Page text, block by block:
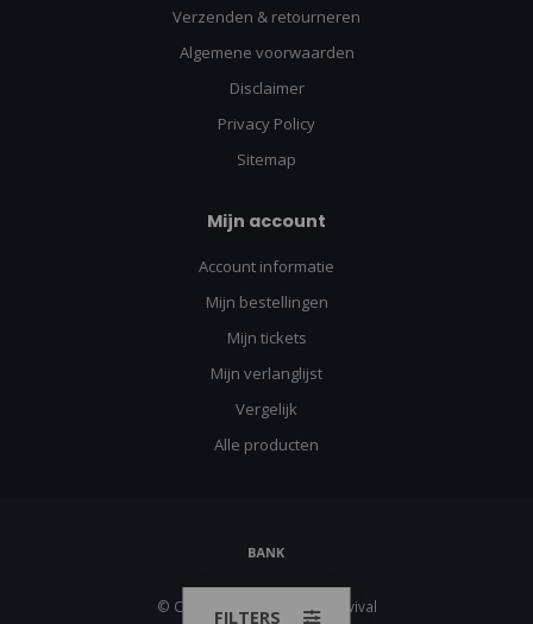
Verzenden & retourneren
Algemene voorwaarden
Disclaimer
Privacy Policy
Sitemap
Mijn account
Account informatie
Mijn bestellingen
Mijn tickets
Mijn verlanglijst
Vergelijk
Alle producten
© Copyright 2026 Urban Survival
FILTERS